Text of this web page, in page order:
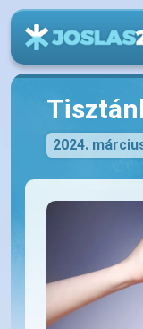
2024.